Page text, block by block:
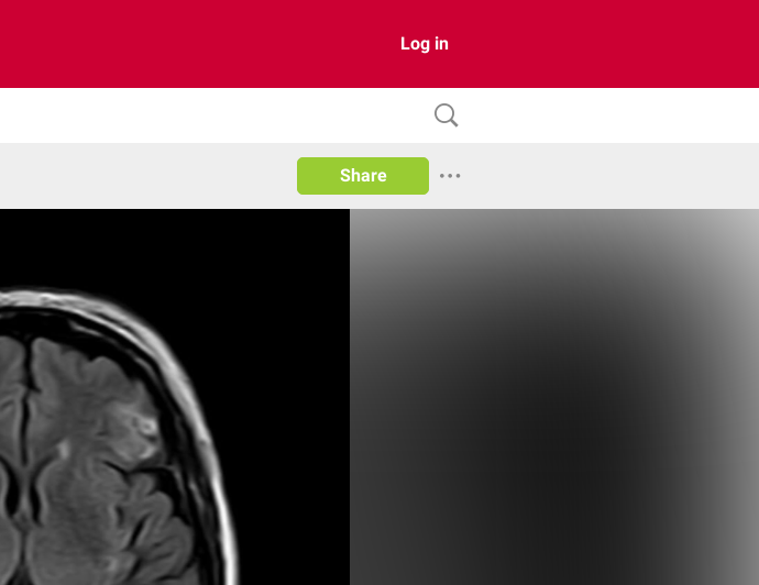
Log in
Share